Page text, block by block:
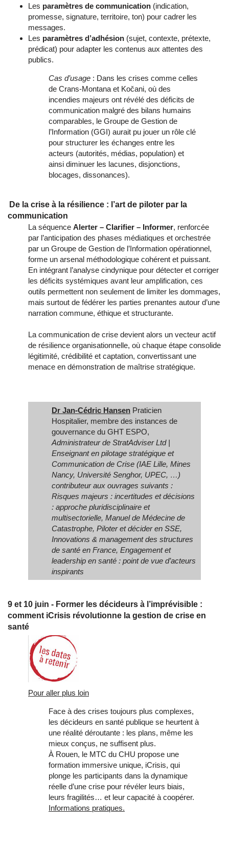
Les paramètres de communication (indication,
promesse, signature, territoire, ton) pour cadrer les
messages.
Les paramètres d’adhésion (sujet, contexte, prétexte,
prédicat) pour adapter les contenus aux attentes des
publics.
Cas d’usage : Dans les crises comme celles
de Crans-Montana et Kočani, où des
incendies majeurs ont révélé des déficits de
communication malgré des bilans humains
comparables, le Groupe de Gestion de
l’Information (GGI) aurait pu jouer un rôle clé
pour structurer les échanges entre les
acteurs (autorités, médias, population) et
ainsi diminuer les lacunes, disjonctions,
blocages, dissonances).
De la crise à la résilience : l’art de piloter par la
communication
La séquence Alerter – Clarifier – Informer, renforcée
par l’anticipation des phases médiatiques et orchestrée
par un Groupe de Gestion de l’Information opérationnel,
forme un arsenal méthodologique cohérent et puissant.
En intégrant l’analyse cindynique pour détecter et corriger
les déficits systémiques avant leur amplification, ces
outils permettent non seulement de limiter les dommages,
mais surtout de fédérer les parties prenantes autour d’une
narration commune, éthique et structurante.
La communication de crise devient alors un vecteur actif
de résilience organisationnelle, où chaque étape consolide
légitimité, crédibilité et captation, convertissant une
menace en démonstration de maîtrise stratégique.
Dr Jan-Cédric Hansen Praticien
Hospitalier, membre des instances de
gouvernance du GHT ESPO,
Administrateur de StratAdviser Ltd |
Enseignant en pilotage stratégique et
Communication de Crise (IAE Lille, Mines
Nancy, Université Senghor, UPEC, …)
contributeur aux ouvrages suivants :
Risques majeurs : incertitudes et décisions
: approche pluridisciplinaire et
multisectorielle, Manuel de Médecine de
Catastrophe, Piloter et décider en SSE,
Innovations & management des structures
de santé en France, Engagement et
leadership en santé : point de vue d’acteurs
inspirants
9 et 10 juin - Former les décideurs à l’imprévisible :
comment iCrisis révolutionne la gestion de crise en
santé
Pour aller plus loin
Face à des crises toujours plus complexes,
les décideurs en santé publique se heurtent à
une réalité déroutante : les plans, même les
mieux conçus, ne suffisent plus.
À Rouen, le MTC du CHU propose une
formation immersive unique, iCrisis, qui
plonge les participants dans la dynamique
réelle d’une crise pour révéler leurs biais,
leurs fragilités… et leur capacité à coopérer.
Informations pratiques.